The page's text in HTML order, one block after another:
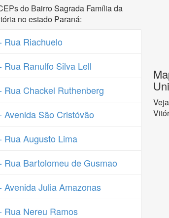
do Bairro Sagrada Família da
no estado Paraná:
Rua Riachuelo
Rua Ranulfo Silva Lell
Rua Chackel Ruthenberg
Avenida São Cristóvão
Rua Augusto Lima
Rua Bartolomeu de Gusmao
Avenida Julia Amazonas
Rua Nereu Ramos